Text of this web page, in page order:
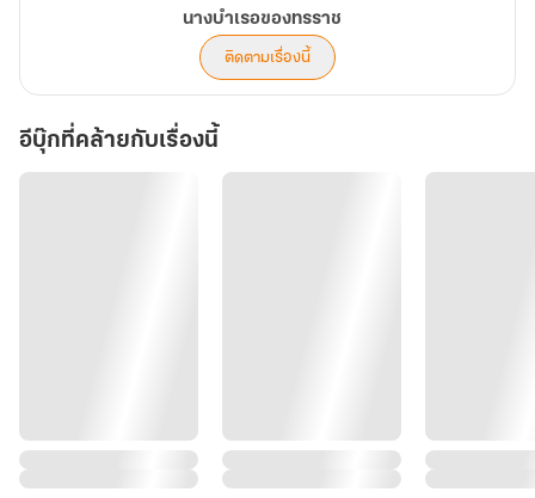
คำเตือน พระเอกในนิยายไม่ใช่คนดีอะไร เอาแต่ใจ บีบบังคับ ปากร้าย ขี้
นักวาด Pingpanawan Prink
Trigger warning
นิยายเรื่องนี้อาจมีฉากร่วมเพศอย่างเปิดเผย ,
ภาษาที่แสดงอารมณ์ทางเพศ , มีการกระทำที่ผิดศีลธรรม,
นางบำเรอของทรราช
ติดตามเรื่องนี้
อีบุ๊กที่คล้ายกับเรื่องนี้